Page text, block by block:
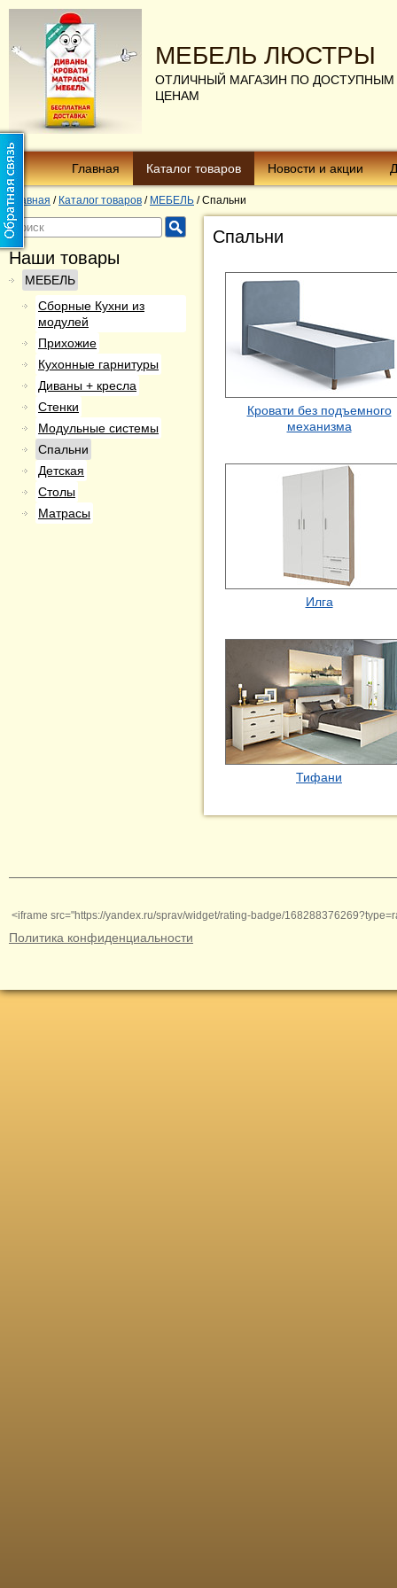
МЕБЕЛЬ ЛЮСТРЫ
ОТЛИЧНЫЙ МАГАЗИН ПО ДОСТУПНЫМ
ЦЕНАМ
Главная Каталог товаров Новости и акции
Главная / Каталог товаров / МЕБЕЛЬ / Спальни
Наши товары
МЕБЕЛЬ
Сборные Кухни из
модулей
Прихожие
Кухонные гарнитуры
Диваны + кресла
Стенки
Модульные системы
Спальни
Детская
Столы
Матрасы
Спальни
Кровати без подъемного
механизма
Илга
Тифани
<iframe src="https://yandex.ru/sprav/widget/rating-badge/
Политика конфиденциальности